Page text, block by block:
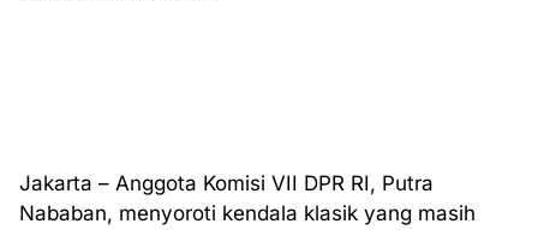
Jakarta – Anggota Komisi VII DPR RI, Putra
Nababan, menyoroti kendala klasik yang masih